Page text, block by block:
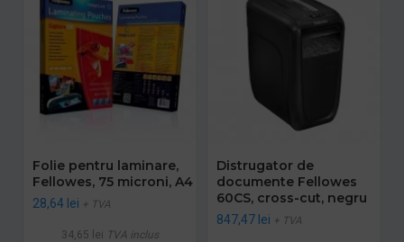
Folie pentru laminare,
Fellowes, 75 microni, A4
28,64 lei + TVA
34,65 lei TVA inclus
Distrugator de
documente Fellowes
60CS, cross-cut, negru
847,47 lei + TVA